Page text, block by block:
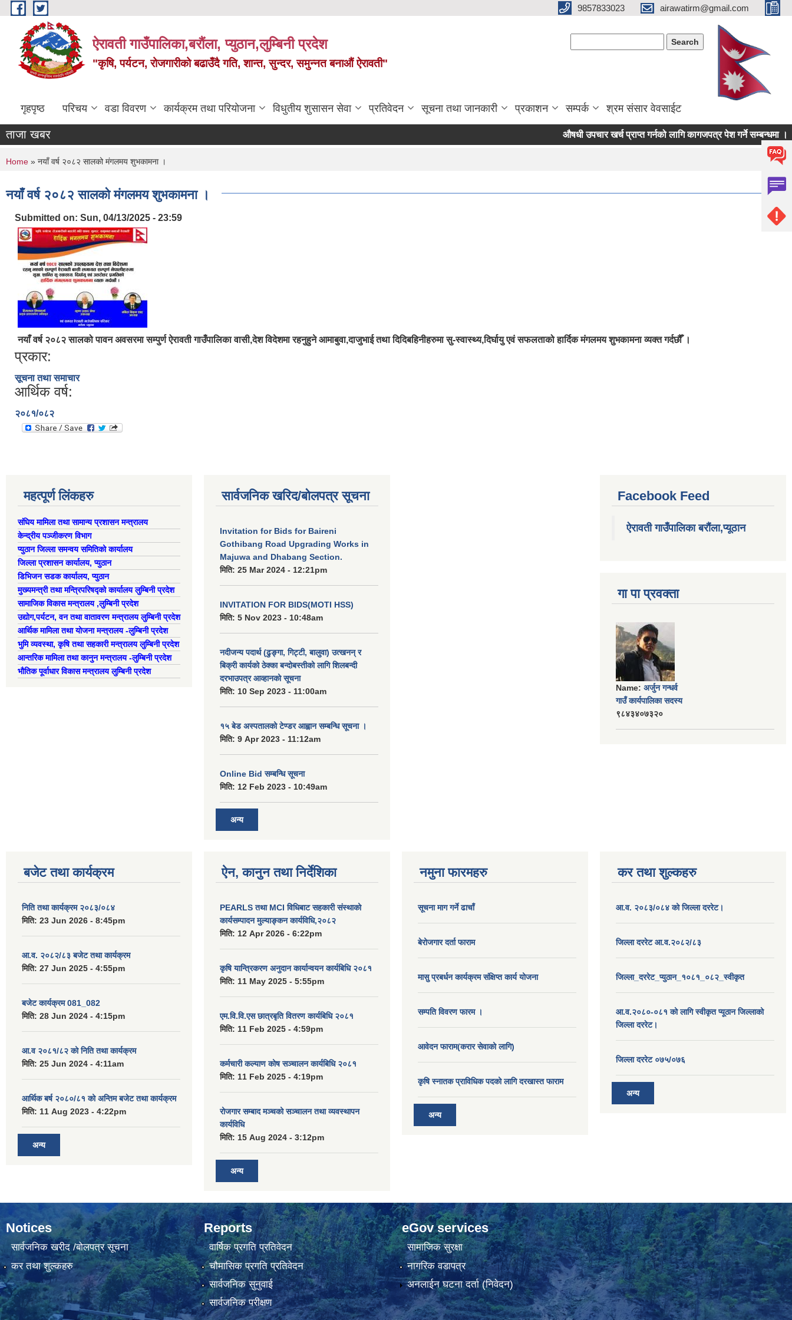
Skip to main content 9857833023 airawatirm@gmail.com
ऐरावती गाउँपालिका,बरौंला, प्युठान,लुम्बिनी प्रदेश
"कृषि, पर्यटन, रोजगारीको बढाउँदै गति, शान्त, सुन्दर, समुन्नत बनाऔं ऐरावती"
गृहपृष्ठ परिचय वडा विवरण कार्यक्रम तथा परियोजना विधुतीय शुसासन सेवा प्रतिवेदन सूचना तथा जानकारी प्रकाशन सम्पर्क श्रम संसार वेवसाईट
ताजा खबर औषधी उपचार खर्च प्राप्त गर्नको लागि कागजपत्र पेश गर्ने सम्बन्धमा ।
You are here
Home » नयाँ वर्ष २०८२ सालको मंगलमय शुभकामना ।
नयाँ वर्ष २०८२ सालको मंगलमय शुभकामना ।
Submitted on: Sun, 04/13/2025 - 23:59
नयाँ वर्ष २०८२ सालको पावन अवसरमा सम्पुर्ण ऐरावती गाउँपालिका वासी,देश विदेशमा रहनुहुने आमाबुवा,दाजुभाई तथा दिदिबहिनीहरुमा सु-स्वास्थ्य,दिर्घायु एवं सफलताको हार्दिक मंगलमय शुभकामना व्यक्त गर्दछौँ ।
प्रकार:
सूचना तथा समाचार
आर्थिक वर्ष:
२०८१/०८२
महत्पूर्ण लिंकहरु
संघिय मामिला तथा सामान्य प्रशासन मन्त्रालय
केन्द्रीय पञ्जीकरण विभाग
प्युठान जिल्ला समन्वय समितिको कार्यालय
जिल्ला प्रशासन कार्यालय, प्युठान
डिभिजन सडक कार्यालय, प्युठान
मुख्यमन्त्री तथा मन्त्रिपरिषद्को कार्यालय लुम्बिनी प्रदेश
सामाजिक विकास मन्त्रालय ,लुम्बिनी प्रदेश
उद्याेग,पर्यटन, वन तथा वातावरण मन्त्रालय लुम्बिनी प्रदेश
आर्थिक मामिला तथा योजना मन्त्रालय -लुम्बिनी प्रदेश
भुमि व्यवस्था, कृषि तथा सहकारी मन्त्रालय लुम्बिनी प्रदेश
आन्तरिक मामिला तथा कानुन मन्त्रालय -लुम्बिनी प्रदेश
भौतिक पूर्वाधार विकास मन्त्रालय लुम्बिनी प्रदेश
सार्वजनिक खरिद/बोलपत्र सूचना
Invitation for Bids for Baireni
Gothibang Road Upgrading Works in
Majuwa and Dhabang Section.
मिति: 25 Mar 2024 - 12:21pm
INVITATION FOR BIDS(MOTI HSS)
मिति: 5 Nov 2023 - 10:48am
नदीजन्य पदार्थ (ढुङ्गा, गिट्टी, बालुवा) उत्खनन् र
बिक्री कार्यको ठेक्का बन्दोबस्तीको लागि शिलबन्दी
दरभाउपत्र आव्हानको सूचना
मिति: 10 Sep 2023 - 11:00am
१५ बेड अस्पतालको टेण्डर आह्वान सम्बन्धि सूचना ।
मिति: 9 Apr 2023 - 11:12am
Online Bid सम्बन्धि सूचना
मिति: 12 Feb 2023 - 10:49am
अन्य
Facebook Feed
ऐरावती गाउँपालिका बरौंला,प्यूठान
गा पा प्रवक्ता
Name: अर्जुन गन्धर्व
गाउँ कार्यपालिका सदस्य
९८४३४०७३२०
बजेट तथा कार्यक्रम
निति तथा कार्यक्रम २०८३/०८४
मिति: 23 Jun 2026 - 8:45pm
आ.व. २०८२/८३ बजेट तथा कार्यक्रम
मिति: 27 Jun 2025 - 4:55pm
बजेट कार्यक्रम 081_082
मिति: 28 Jun 2024 - 4:15pm
आ.व २०८१/८२ को निति तथा कार्यक्रम
मिति: 25 Jun 2024 - 4:11am
आर्थिक बर्ष २०८०/८१ को अन्तिम बजेट तथा कार्यक्रम
मिति: 11 Aug 2023 - 4:22pm
अन्य
ऐन, कानुन तथा निर्देशिका
PEARLS तथा MCI विधिबाट सहकारी संस्थाको
कार्यसम्पादन मुल्याङ्कन कार्यविधि,२०८२
मिति: 12 Apr 2026 - 6:22pm
कृषि यान्त्रिकरण अनुदान कार्यान्वयन कार्यबिधि २०८१
मिति: 11 May 2025 - 5:55pm
एम.वि.वि.एस छात्रबृति वितरण कार्यबिधि २०८१
मिति: 11 Feb 2025 - 4:59pm
कर्मचारी कल्याण कोष सञ्चालन कार्यबिधि २०८१
मिति: 11 Feb 2025 - 4:19pm
रोजगार सम्बाद मञ्चको सञ्चालन तथा व्यवस्थापन
कार्यविधि
मिति: 15 Aug 2024 - 3:12pm
अन्य
नमुना फारमहरु
सूचना माग गर्ने ढाचाँ
बेरोजगार दर्ता फाराम
मासु प्रबर्धन कार्यक्रम संक्षिप्त कार्य योजना
सम्पति विवरण फारम ।
आवेदन फाराम(करार सेवाको लागि)
कृषि स्नातक प्राविधिक पदको लागि दरखास्त फाराम
अन्य
कर तथा शुल्कहरु
आ.व. २०८३/०८४ को जिल्ला दररेट।
जिल्ला दररेट आ.व.२०८२/८३
जिल्ला_दररेट_प्युठान_१०८१_०८२_स्वीकृत
आ.व.२०८०-०८१ को लागि स्वीकृत प्यूठान जिल्लाको
जिल्ला दररेट।
जिल्ला दररेट ०७५/०७६
अन्य
Notices
सार्वजनिक खरीद /बोलपत्र सूचना
कर तथा शुल्कहरु
Reports
वार्षिक प्रगति प्रतिवेदन
चौमासिक प्रगति प्रतिवेदन
सार्वजनिक सुनुवाई
सार्वजनिक परीक्षण
eGov services
सामाजिक सुरक्षा
नागरिक वडापत्र
अनलाईन घटना दर्ता (निवेदन)